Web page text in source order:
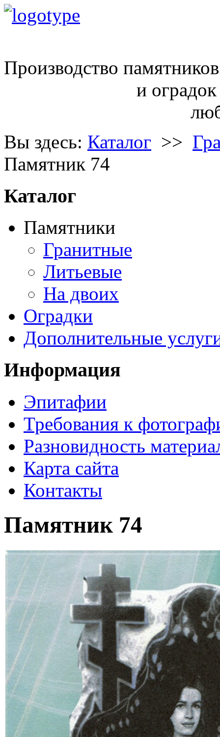
Производство памятников
и оградок
любой
Вы здесь: Каталог >>
Памятник 74
Каталог
Памятники
Гранитные
Литьевые
На двоих
Оградки
Дополнительные
Информация
Эпитафии
Требования к
Разновидность
Карта сайта
Контакты
Памятник 74